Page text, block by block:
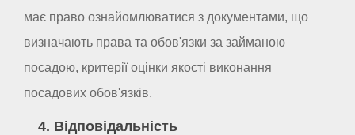
має право ознайомлюватися з документами, що
визначають права та обов'язки за займаною
посадою, критерії оцінки якості виконання
посадових обов'язків.
4. Відповідальність